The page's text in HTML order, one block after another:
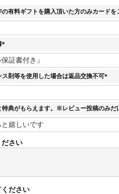
の有料ギフトを購入頂いた方のみカードを
(
必
須
ス剤等を使用した場合は返品交換不可
(
須
特典がもらえます。※レビュー投稿のみだ
さい
ださい